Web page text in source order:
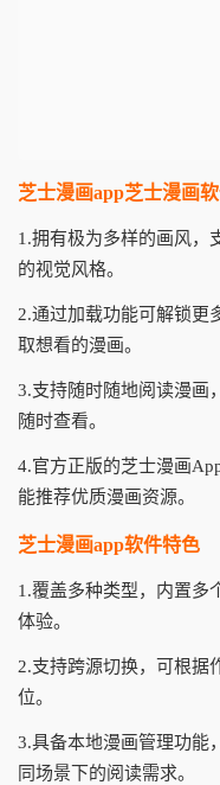
芝士漫画app芝士漫画
1.拥有极为多样的画风，
的视觉风格。
2.通过加载功能可解锁更
取想看的漫画。
3.支持随时随地阅读漫画
随时查看。
4.官方正版的芝士漫画
能推荐优质漫画资源。
芝士漫画app软件特色
1.覆盖多种类型，内置多
体验。
2.支持跨源切换，可根据
位。
3.具备本地漫画管理功能
同场景下的阅读需求。